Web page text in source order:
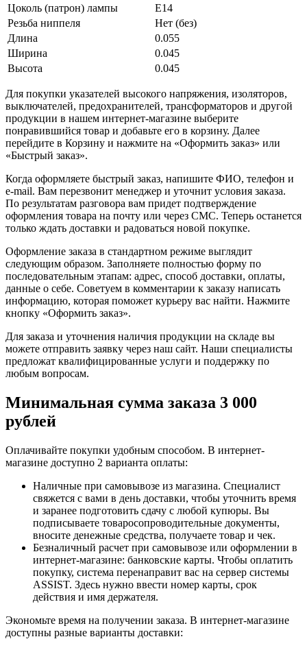
Цоколь (патрон) лампы
E14
Резьба ниппеля
Нет (без)
Длина
0.055
Ширина
0.045
Высота
0.045
Для покупки указателей высокого напряжения, изоляторов,
выключателей, предохранителей, трансформаторов и другой
продукции в нашем интернет-магазине выберите
понравившийся товар и добавьте его в корзину. Далее
перейдите в Корзину и нажмите на «Оформить заказ» или
«Быстрый заказ».
Когда оформляете быстрый заказ, напишите ФИО, телефон и
e-mail. Вам перезвонит менеджер и уточнит условия заказа.
По результатам разговора вам придет подтверждение
оформления товара на почту или через СМС. Теперь останется
только ждать доставки и радоваться новой покупке.
Оформление заказа в стандартном режиме выглядит
следующим образом. Заполняете полностью форму по
последовательным этапам: адрес, способ доставки, оплаты,
данные о себе. Советуем в комментарии к заказу написать
информацию, которая поможет курьеру вас найти. Нажмите
кнопку «Оформить заказ».
Для заказа и уточнения наличия продукции на складе вы
можете отправить заявку через наш сайт. Наши специалисты
предложат квалифицированные услуги и поддержку по
любым вопросам.
Минимальная сумма заказа 3 000
рублей
Оплачивайте покупки удобным способом. В интернет-
магазине доступно 2 варианта оплаты:
Наличные при самовывозе из магазина. Специалист
свяжется с вами в день доставки, чтобы уточнить время
и заранее подготовить сдачу с любой купюры. Вы
подписываете товаросопроводительные документы,
вносите денежные средства, получаете товар и чек.
Безналичный расчет при самовывозе или оформлении в
интернет-магазине: банковские карты. Чтобы оплатить
покупку, система перенаправит вас на сервер системы
ASSIST. Здесь нужно ввести номер карты, срок
действия и имя держателя.
Экономьте время на получении заказа. В интернет-магазине
доступны разные варианты доставки: